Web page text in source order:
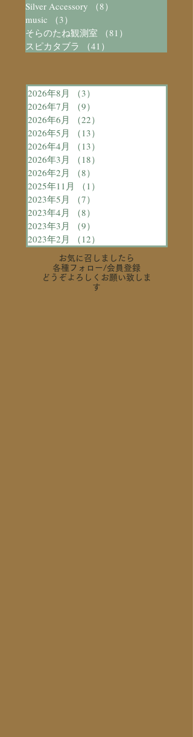
Silver Accessory （8）
music
（3）
そらのたね観測室
（81）
スピカタブラ
（41）
2026年8月 （3）
2026年7月
（9）
2026年6月
（22）
2026年5月
（13）
2026年4月
（13）
2026年3月
（18）
2026年2月
（8）
2025年11月
（1）
2023年5月
（7）
2023年4月
（8）
2023年3月
（9）
2023年2月
（12）
お気に召しましたら
各種フォロー/会員登録
どうぞよろしくお願い致しま
す